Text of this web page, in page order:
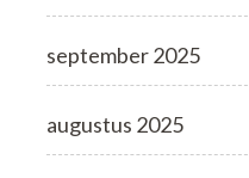
september 2025
augustus 2025